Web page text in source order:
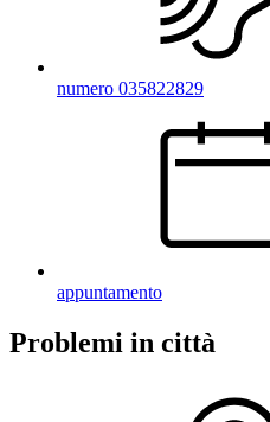
numero 035822829
appuntamento
Problemi in città